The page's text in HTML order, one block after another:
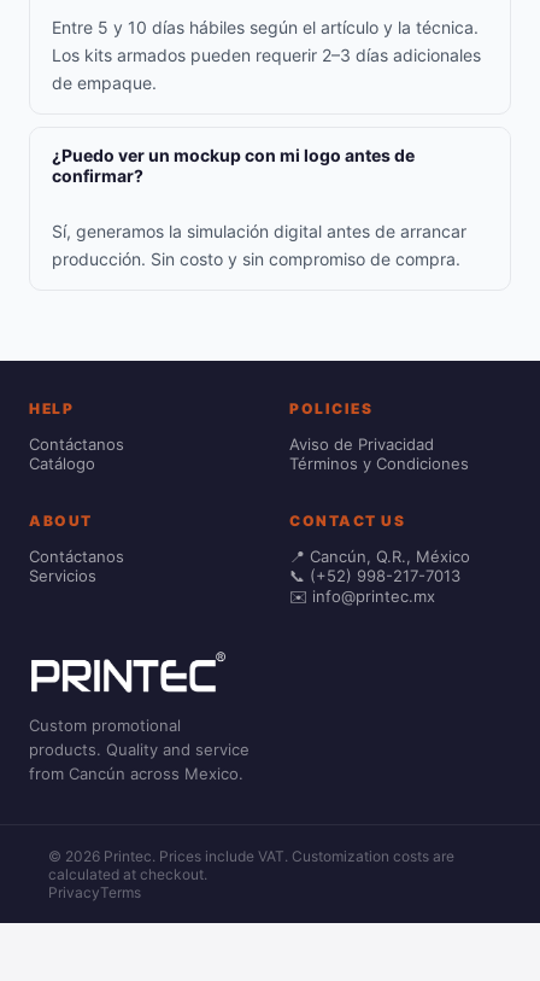
Entre 5 y 10 días hábiles según el artículo y la técnica.
Los kits armados pueden requerir 2–3 días adicionales
de empaque.
¿Puedo ver un mockup con mi logo antes de
confirmar?
Sí, generamos la simulación digital antes de arrancar
producción. Sin costo y sin compromiso de compra.
HELP
Contáctanos
Catálogo
POLICIES
Aviso de Privacidad
Términos y Condiciones
ABOUT
Contáctanos
Servicios
CONTACT US
📍 Cancún, Q.R., México
📞 (+52) 998-217-7013
✉️ info@printec.mx
Custom promotional
products. Quality and service
from Cancún across Mexico.
© 2026 Printec. Prices include VAT. Customization costs are
calculated at checkout.
PrivacyTerms